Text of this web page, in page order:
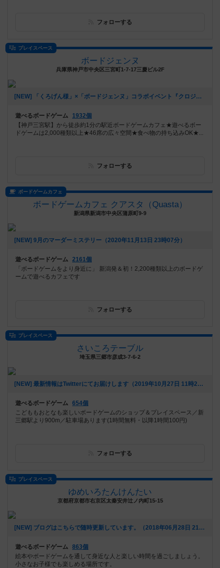
フォローする
プレイスペース
ボードジェンヌ
兵庫県神戸市中央区三宮町1-7-17三慶ビル2F
[NEW] 「くろげん様」×「ボードジェンヌ」コラボイベント『クロジェンヌ会』（2021年02月13日 14時21分）
遊べるボードゲーム
1932個
【神戸三宮駅】から徒歩約1分の駅近ボードゲームカフェ★遊べるボー
ドゲームは2,000種類以上★46席の広々空間★食べ物の持ち込みOK★...
フォローする
ボードゲームカフェ
ボードゲームカフェ クアスタ（Quasta）
新潟県新潟市中央区蒲原町9-9
[NEW] 9月のマーダーミステリー（2020年11月13日 23時07分）
遊べるボードゲーム 2161個
「ボードゲームをより身近に」 新潟発＆初！2,200種類以上のボードゲ
ームで遊べるカフェです
フォローする
プレイスペース
さいころテーブル
埼玉県三郷市彦成3-7-6-2
[NEW] 最新情報はTwitterにてお届けします（2019年10月27日 11時20分）
遊べるボードゲーム 654個
こどももおとなも楽しいボードゲームのショップ＆プレイスペース／新
三郷駅より900m／駐車場あります(1時間無料・以降1時間100円)
フォローする
プレイスペース
ゆめいろたんけんたい
京都府京都市右京区太秦安井辻ノ内町15-15
[NEW] ブログはこちらで随時更新しています。（2018年06月28日 21時07分）
遊べるボードゲーム 863個
絵本やボードゲームを通して身近な人と楽しい時間を過ごしましょう。
小さなお子様でも楽しめる場所です。